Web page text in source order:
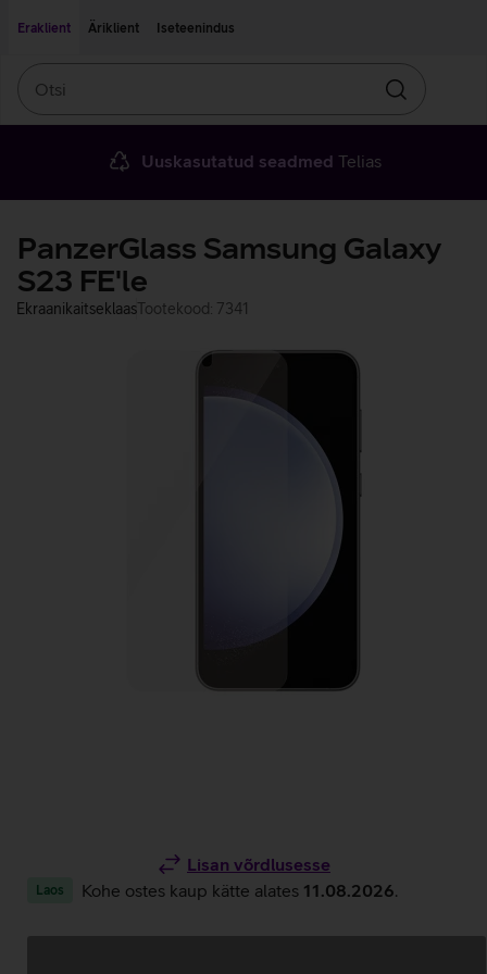
Eraklient
Äriklient Iseteenindus
Otsin
Uuskasutatud seadmed Telias
PanzerGlass Samsung Galaxy
S23 FE'le
EkraanikaitseklaasTootekood: 7341
Lisan võrdlusesse
Laos Kohe ostes kaup kätte alates 11.08.2026